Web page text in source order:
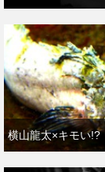
横山龍太×キモい!?